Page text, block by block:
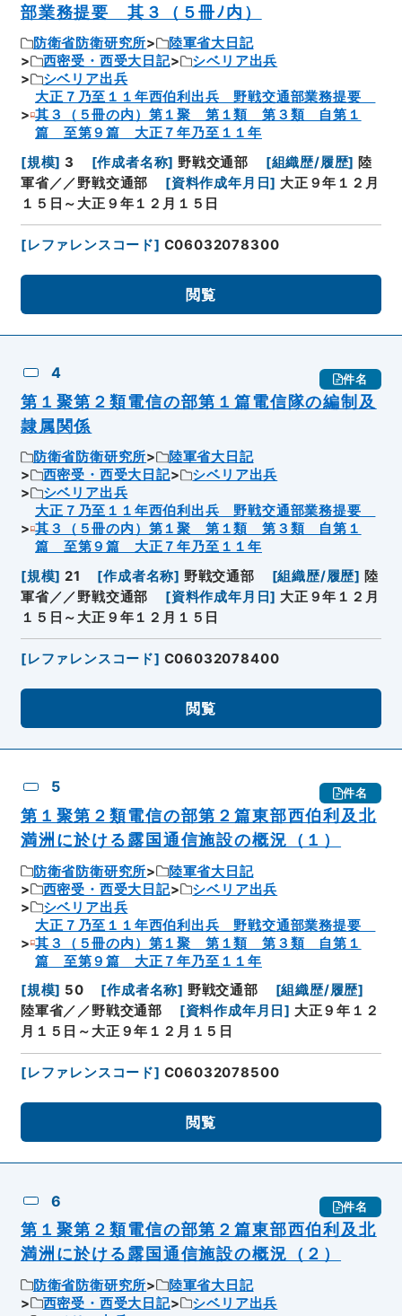
部業務提要 其３（５冊ﾉ内）
防衛省防衛研究所
陸軍省大日記
西密受・西受大日記
シベリア出兵
シベリア出兵
大正７乃至１１年西伯利出兵 野戦交通部業務提要
其３（５冊の内）第１聚 第１類 第３類 自第１
篇 至第９篇 大正７年乃至１１年
[規模] 3 [作成者名称] 野戦交通部 [組織歴/履歴] 陸
軍省／／野戦交通部
[資料作成年月日] 大正９年１２月
１５日～大正９年１２月１５日
[レファレンスコード] C06032078300
閲覧
4 件名
第１聚第２類電信の部第１篇電信隊の編制及
隷属関係
防衛省防衛研究所
陸軍省大日記
西密受・西受大日記
シベリア出兵
シベリア出兵
大正７乃至１１年西伯利出兵 野戦交通部業務提要
其３（５冊の内）第１聚 第１類 第３類 自第１
篇 至第９篇 大正７年乃至１１年
[規模] 21 [作成者名称] 野戦交通部 [組織歴/履歴] 陸
軍省／／野戦交通部
[資料作成年月日] 大正９年１２月
１５日～大正９年１２月１５日
[レファレンスコード] C06032078400
閲覧
5 件名
第１聚第２類電信の部第２篇東部西伯利及北
満洲に於ける露国通信施設の概況（１）
防衛省防衛研究所
陸軍省大日記
西密受・西受大日記
シベリア出兵
シベリア出兵
大正７乃至１１年西伯利出兵 野戦交通部業務提要
其３（５冊の内）第１聚 第１類 第３類 自第１
篇 至第９篇 大正７年乃至１１年
[規模] 50 [作成者名称] 野戦交通部 [組織歴/履歴]
陸軍省／／野戦交通部
[資料作成年月日] 大正９年１２
月１５日～大正９年１２月１５日
[レファレンスコード] C06032078500
閲覧
6 件名
第１聚第２類電信の部第２篇東部西伯利及北
満洲に於ける露国通信施設の概況（２）
防衛省防衛研究所
陸軍省大日記
西密受・西受大日記
シベリア出兵